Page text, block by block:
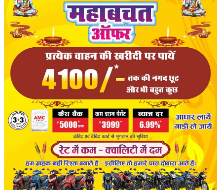
राज्य
व्यापार
संपादकीय
रोजगार
राजनीति
मनोरंजन
मैगज़ीन की लेख
All